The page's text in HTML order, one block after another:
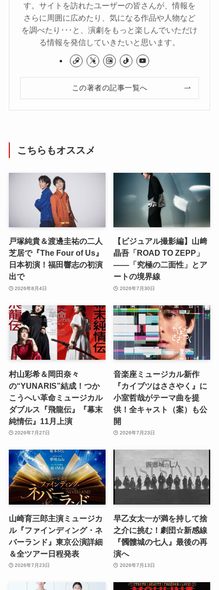
す。サイトを訪れたユーザーの皆さんが、情報を
さらに周囲に広めたり、気になる作品や人物など
を調べたり･･･と、演劇をもっと楽しんでいただけ
る情報を発信していきたいと思います。
この著者の記事一覧へ
こちらもオススメ
戸塚純貴＆渡邊圭祐の二人
芝居で『The Four of Us』
日本初演！福田響志の初演
出で
2026年8月4日
【ビジュアル撮影編】山﨑
晶吾「ROAD TO ZEPP」
――「究極の二面性」とア
ートの境界線
2026年7月30日
村山彩希＆岡田奈々
の“YUNARIS”結成！つか
こうへい革命ミュージカル
ダブルス『飛龍伝』『幕末
純情伝』11月上演
2026年7月27日
音楽座ミュージカル新作
『カイブツはささやく』に
小室哲哉がテーマ曲を提
供！全キャスト（案）も公
開
2026年7月23日
山崎育三郎主演ミュージカ
ル『ファインディング・ネ
バーランド』東京公演詳細
＆全ツアー日程発表
2026年7月23日
早乙女太一が満を持して捨
之介に挑む！劇団☆新感線
『髑髏城の七人』最後の再
演へ
2026年7月13日